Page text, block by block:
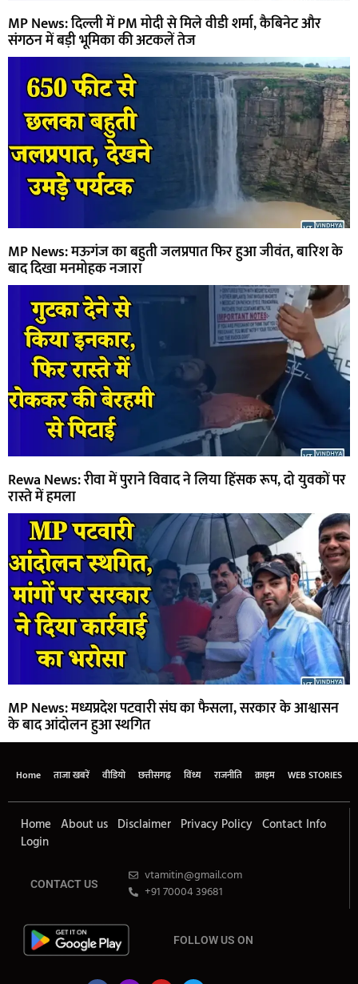
MP News: दिल्ली में PM मोदी से मिले वीडी शर्मा, कैबिनेट और
संगठन में बड़ी भूमिका की अटकलें तेज
MP News: मऊगंज का बहुती जलप्रपात फिर हुआ जीवंत, बारिश के
बाद दिखा मनमोहक नजारा
Rewa News: रीवा में पुराने विवाद ने लिया हिंसक रूप, दो युवकों पर
रास्ते में हमला
MP News: मध्यप्रदेश पटवारी संघ का फैसला, सरकार के आश्वासन
के बाद आंदोलन हुआ स्थगित
Home ताजा खबरें वीडियो छत्तीसगढ़ विंध्य राजनीति क्राइम WEB STORIES
Home About us Disclaimer Privacy Policy Contact Info
Login
CONTACT US
vtamitin@gmail.com
+91 70004 39681
FOLLOW US ON